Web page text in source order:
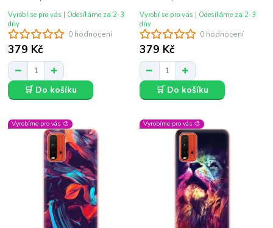
0 hodnocení
379 Kč
Vyrobí se pro vás | Odesíláme za 2-3
dny
🛒 Do košíku
0 hodnocení
379 Kč
Vyrobí se pro vás | Odesíláme za 2-3
dny
🛒 Do košíku
Vyrobíme pro vás 🎨 Vyrobíme pro vás 🎨